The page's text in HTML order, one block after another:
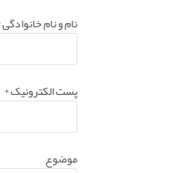
نام و نام خانوادگی*
پست الکترونیک*
موضوع